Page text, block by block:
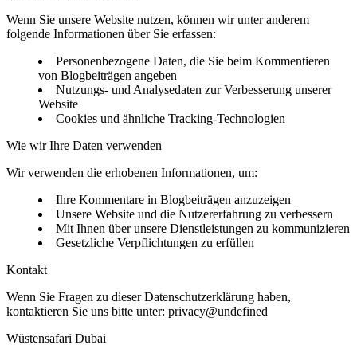
Wenn Sie unsere Website nutzen, können wir unter anderem
folgende Informationen über Sie erfassen:
Personenbezogene Daten, die Sie beim Kommentieren
von Blogbeiträgen angeben
Nutzungs- und Analysedaten zur Verbesserung unserer
Website
Cookies und ähnliche Tracking-Technologien
Wie wir Ihre Daten verwenden
Wir verwenden die erhobenen Informationen, um:
Ihre Kommentare in Blogbeiträgen anzuzeigen
Unsere Website und die Nutzererfahrung zu verbessern
Mit Ihnen über unsere Dienstleistungen zu kommunizieren
Gesetzliche Verpflichtungen zu erfüllen
Kontakt
Wenn Sie Fragen zu dieser Datenschutzerklärung haben,
kontaktieren Sie uns bitte unter: privacy@undefined
Wüstensafari Dubai